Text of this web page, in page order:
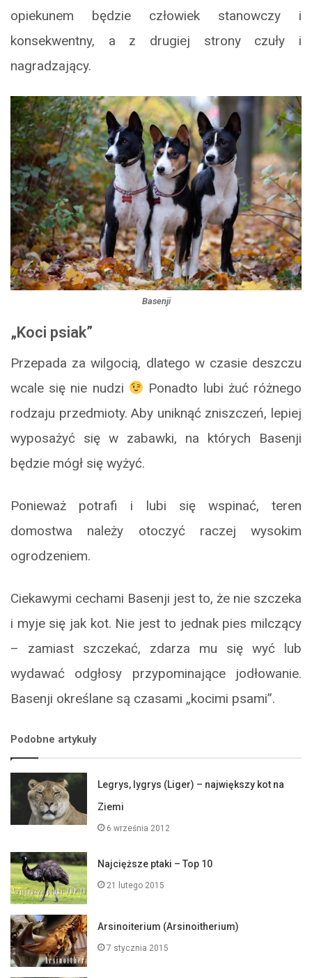
opiekunem będzie człowiek stanowczy i
konsekwentny, a z drugiej strony czuły i
nagradzający.
Basenji
„Koci psiak”
Przepada za wilgocią, dlatego w czasie deszczu
wcale się nie nudzi
Ponadto lubi żuć różnego
rodzaju przedmioty. Aby uniknąć zniszczeń, lepiej
wyposażyć się w zabawki, na których Basenji
będzie mógł się wyżyć.
Ponieważ potrafi i lubi się wspinać, teren
domostwa należy otoczyć raczej wysokim
ogrodzeniem.
Ciekawymi cechami Basenji jest to, że nie szczeka
i myje się jak kot. Nie jest to jednak pies milczący
– zamiast szczekać, zdarza mu się wyć lub
wydawać odgłosy przypominające jodłowanie.
Basenji określane są czasami „kocimi psami”.
Podobne artykuły
Legrys, lygrys (Liger) – największy kot na
Ziemi
6 września 2012
Najcięższe ptaki – Top 10
21 lutego 2015
Arsinoiterium (Arsinoitherium)
7 stycznia 2015